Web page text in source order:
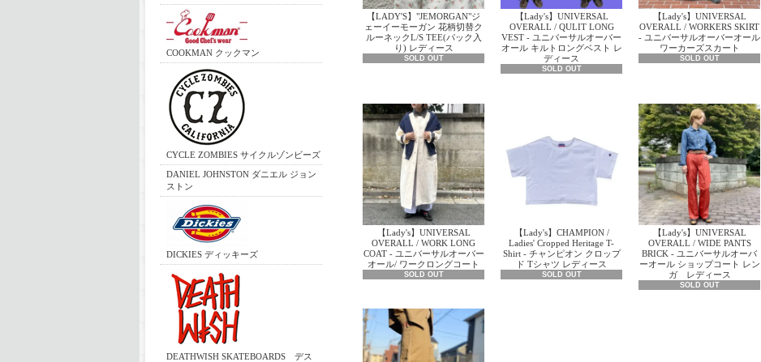
COOKMAN クックマン
CYCLE ZOMBIES サイクルゾンビーズ
DANIEL JOHNSTON ダニエル ジョン
ストン
DICKIES ディッキーズ
DEATHWISH SKATEBOARDS デス
【LADY'S】"JEMORGAN"ジ
ェーイーモーガン 花柄切替ク
ルーネックL/S TEE(パック入
り) レディース
SOLD OUT
【Lady's】UNIVERSAL
OVERALL / QULIT LONG
VEST - ユニバーサルオーバー
オール キルトロングベスト レ
ディース
SOLD OUT
【Lady's】UNIVERSAL
OVERALL / WORKERS SKIRT
- ユニバーサルオーバーオール
ワーカーズスカート
SOLD OUT
【Lady's】UNIVERSAL
OVERALL / WORK LONG
COAT - ユニバーサルオーバー
オール/ ワークロングコート
SOLD OUT
【Lady's】CHAMPION /
Ladies' Cropped Heritage T-
Shirt - チャンピオン クロップ
ド Tシャツ レディース
SOLD OUT
【Lady's】UNIVERSAL
OVERALL / WIDE PANTS
BRICK - ユニバーサルオーバ
ーオール ショップコート レン
ガ レディース
SOLD OUT